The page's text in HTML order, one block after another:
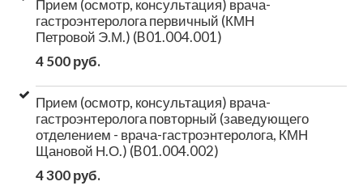
Прием (осмотр, консультация) врача-
гастроэнтеролога первичный (КМН
Петровой Э.М.) (B01.004.001)
4 500 руб.
Прием (осмотр, консультация) врача-
гастроэнтеролога повторный (заведующего
отделением - врача-гастроэнтеролога, КМН
Щановой Н.О.) (B01.004.002)
4 300 руб.